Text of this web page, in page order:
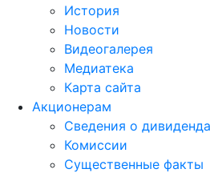
История
Новости
Видеогалерея
Медиатека
Карта сайта
Акционерам
Сведения о
Комиссии
Существенные факты